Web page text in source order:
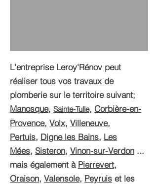
L'entreprise Leroy'Rénov peut
réaliser tous vos travaux de
plomberie sur le territoire suivant;
Manosque, Sainte-Tulle, Corbière-en-
Provence, Volx, Villeneuve,
Pertuis, Digne les Bains, Les
Mées, Sisteron, Vinon-sur-Verdon ...
mais également à Pierrevert,
Oraison, Valensole, Peyruis et les